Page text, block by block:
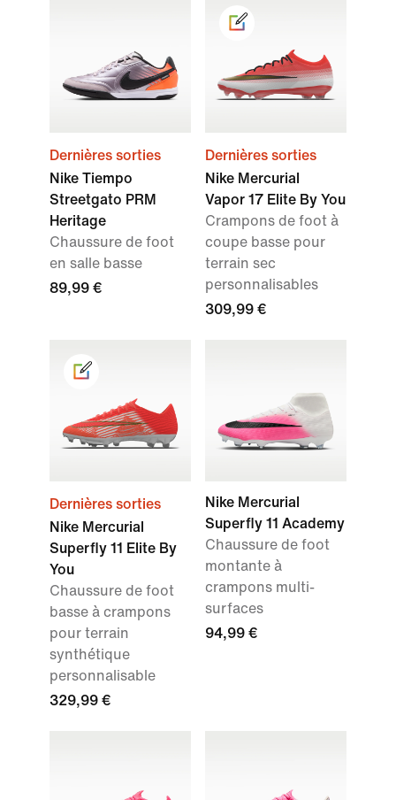
Dernières sorties
Nike Tiempo
Streetgato PRM
Heritage
Chaussure de foot
en salle basse
89,99 €
Dernières sorties
Nike Mercurial
Vapor 17 Elite By You
Crampons de foot à
coupe basse pour
terrain sec
personnalisables
309,99 €
Dernières sorties
Nike Mercurial
Superfly 11 Elite By
You
Chaussure de foot
basse à crampons
pour terrain
synthétique
personnalisable
329,99 €
Nike Mercurial
Superfly 11 Academy
Chaussure de foot
montante à
crampons multi-
surfaces
94,99 €